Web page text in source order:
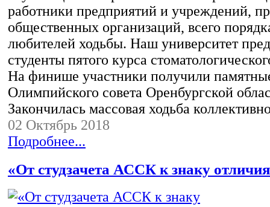
работники предприятий и учреждений,
общественных организаций, всего
любителей ходьбы. Наш университет
студенты пятого курса
На финише участники получили
Олимпийского совета Оренбургской
Закончилась массовая ходьба
02 Октябрь 2018
Подробнее...
«От студзачета АССК к знаку